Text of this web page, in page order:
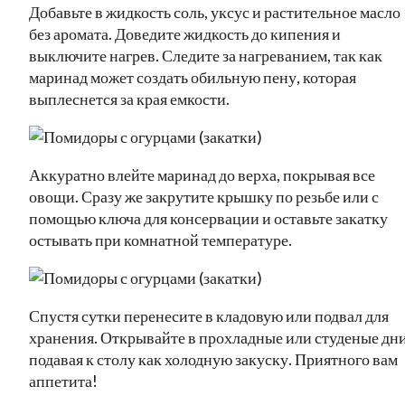
Добавьте в жидкость соль, уксус и растительное масло
без аромата. Доведите жидкость до кипения и
выключите нагрев. Следите за нагреванием, так как
маринад может создать обильную пену, которая
выплеснется за края емкости.
Аккуратно влейте маринад до верха, покрывая все
овощи. Сразу же закрутите крышку по резьбе или с
помощью ключа для консервации и оставьте закатку
остывать при комнатной температуре.
Спустя сутки перенесите в кладовую или подвал для
хранения. Открывайте в прохладные или студеные
подавая к столу как холодную закуску. Приятного вам
аппетита!